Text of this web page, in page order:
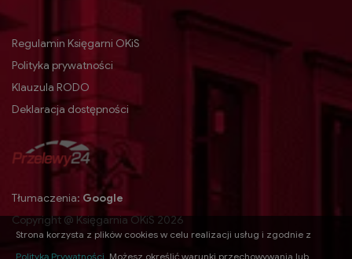
Regulamin Księgarni OKiS
Polityka prywatności
Klauzula RODO
Deklaracja dostępności
Tłumaczenia: Google
Copyright @ Księgarnia OKiS 2026
Strona korzysta z plików cookies w celu realizacji usług i zgodnie z
Polityką Prywatności Możesz określić warunki przechowywania lub